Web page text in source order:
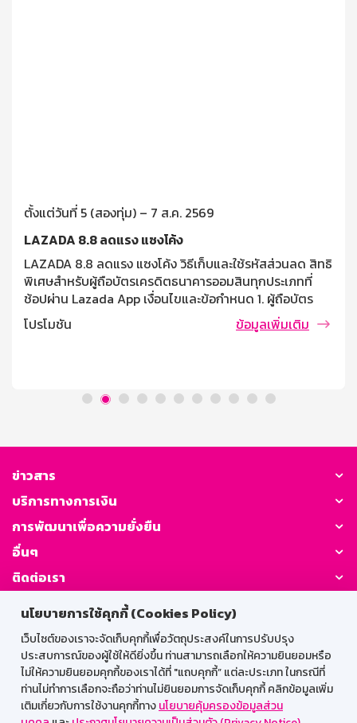
นโยบายการใช้คุกกี้ (Cookies Policy)
เว็บไซต์ของเราจะจัดเก็บคุกกี้เพื่อวัตถุประสงค์ในการปรับปรุง
ประสบการณ์ของผู้ใช้ให้ดียิ่งขึ้น ท่านสามารถเลือกให้ความยินยอมหรือ
ไม่ให้ความยินยอมคุกกี้ของเราได้ที่ "แถบคุกกี้” แต่ละประเภท ในกรณีที่
ท่านไม่ทำการเลือกจะถือว่าท่านไม่ยินยอมการจัดเก็บคุกกี้ คลิกข้อมูลเพิ่ม
เติมเกี่ยวกับการใช้งานคุกกี้ทางนโยบายคุ้มครองข้อมูลส่วน
ตั้งแต่วันที่ 5 (สองทุ่ม) – 7 ส.ค. 2569
LAZADA 8.8 ลดแรง แซงโค้ง
LAZADA 8.8 ลดแรง แซงโค้ง วิธีเก็บและใช้รหัสส่วนลด สิทธิ
พิเศษสำหรับผู้ถือบัตรเครดิตธนาคารออมสินทุกประเภทที่
ช้อปผ่าน Lazada App เงื่อนไขและข้อกำหนด 1. ผู้ถือบัตร
เครดิตธนาคารออมสิน ที่ช้อปผ่าน Lazada App รับส่วนลด
250 บาท ต่อคำสั่งซื้อ เมื่อช้อปซื้อสินค้าที่ร่วมรายการครบ
เงินเท่านั้น 4. ลูกค้าสามารถสะสมยอดการใช้ต่างร้านค้าได้
ถูกปล่อยตั้งแต่วันที่ 5 (10.00 น.) – 7 (19.59 น.) สิงหาคม
2569 และสามารถใช้ได้ตั้งแต่วันที่ 7 [...]
โปรโมชัน ข้อมูลเพิ่มเติม
ข่าวสาร
บริการทางการเงิน
การพัฒนาเพื่อความยั่งยืน
อื่นๆ
ติดต่อเรา
GSB Society:
สำหรับพนักงาน
Web HR
GSB Wisdom M-Search